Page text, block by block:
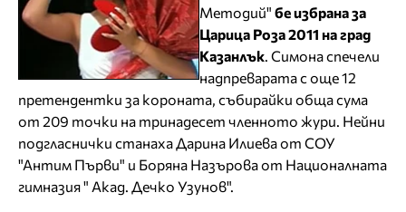
Методий" бе избрана за
Царица Роза 2011 на град
Казанлък . Симона спечели
надпреварата с още 12
претендентки за короната, събирайки обща сума
от 209 точки на тринадесет членното жури. Нейни
подгласнички станаха Дарина Илиева от СОУ
"Антим Първи" и Боряна Назърова от Националната
гимназия " Акад. Дечко Узунов".